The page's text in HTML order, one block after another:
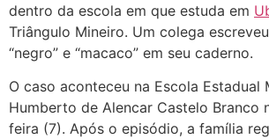
dentro da escola em que estuda em
Triângulo Mineiro. Um colega
“negro” e “macaco” em seu caderno.
O caso aconteceu na Escola Estadual
Humberto de Alencar Castelo Branco
feira (7). Após o episódio, a família